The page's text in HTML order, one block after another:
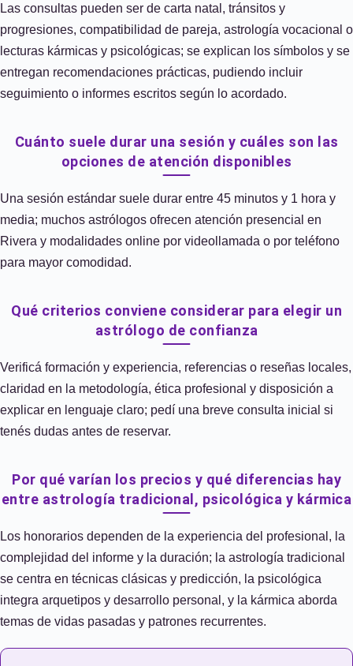
Las consultas pueden ser de carta natal, tránsitos y
progresiones, compatibilidad de pareja, astrología vocacional o
lecturas kármicas y psicológicas; se explican los símbolos y se
entregan recomendaciones prácticas, pudiendo incluir
seguimiento o informes escritos según lo acordado.
Cuánto suele durar una sesión y cuáles son las
opciones de atención disponibles
Una sesión estándar suele durar entre 45 minutos y 1 hora y
media; muchos astrólogos ofrecen atención presencial en
Rivera y modalidades online por videollamada o por teléfono
para mayor comodidad.
Qué criterios conviene considerar para elegir un
astrólogo de confianza
Verificá formación y experiencia, referencias o reseñas locales,
claridad en la metodología, ética profesional y disposición a
explicar en lenguaje claro; pedí una breve consulta inicial si
tenés dudas antes de reservar.
Por qué varían los precios y qué diferencias hay
entre astrología tradicional, psicológica y kármica
Los honorarios dependen de la experiencia del profesional, la
complejidad del informe y la duración; la astrología tradicional
se centra en técnicas clásicas y predicción, la psicológica
integra arquetipos y desarrollo personal, y la kármica aborda
temas de vidas pasadas y patrones recurrentes.